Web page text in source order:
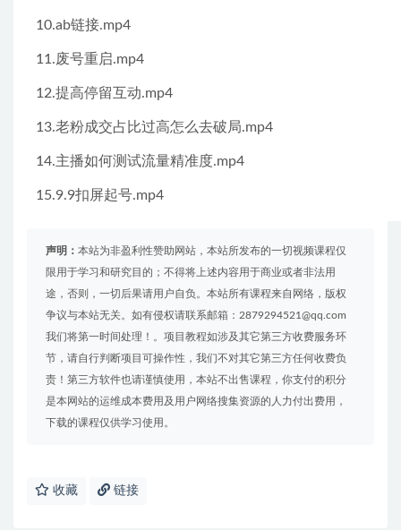
10.ab链接.mp4
11.废号重启.mp4
12.提高停留互动.mp4
13.老粉成交占比过高怎么去破局.mp4
14.主播如何测试流量精准度.mp4
15.9.9扣屏起号.mp4
声明： 本站为非盈利性赞助网站，本站所发布的一切视频课程仅
限用于学习和研究目的；不得将上述内容用于商业或者非法用
途，否则，一切后果请用户自负。本站所有课程来自网络，版权
争议与本站无关。如有侵权请联系邮箱：2879294521@qq.com
我们将第一时间处理！。项目教程如涉及其它第三方收费服务环
节，请自行判断项目可操作性，我们不对其它第三方任何收费负
责！第三方软件也请谨慎使用，本站不出售课程，你支付的积分
是本网站的运维成本费用及用户网络搜集资源的人力付出费用，
下载的课程仅供学习使用。
收藏 链接